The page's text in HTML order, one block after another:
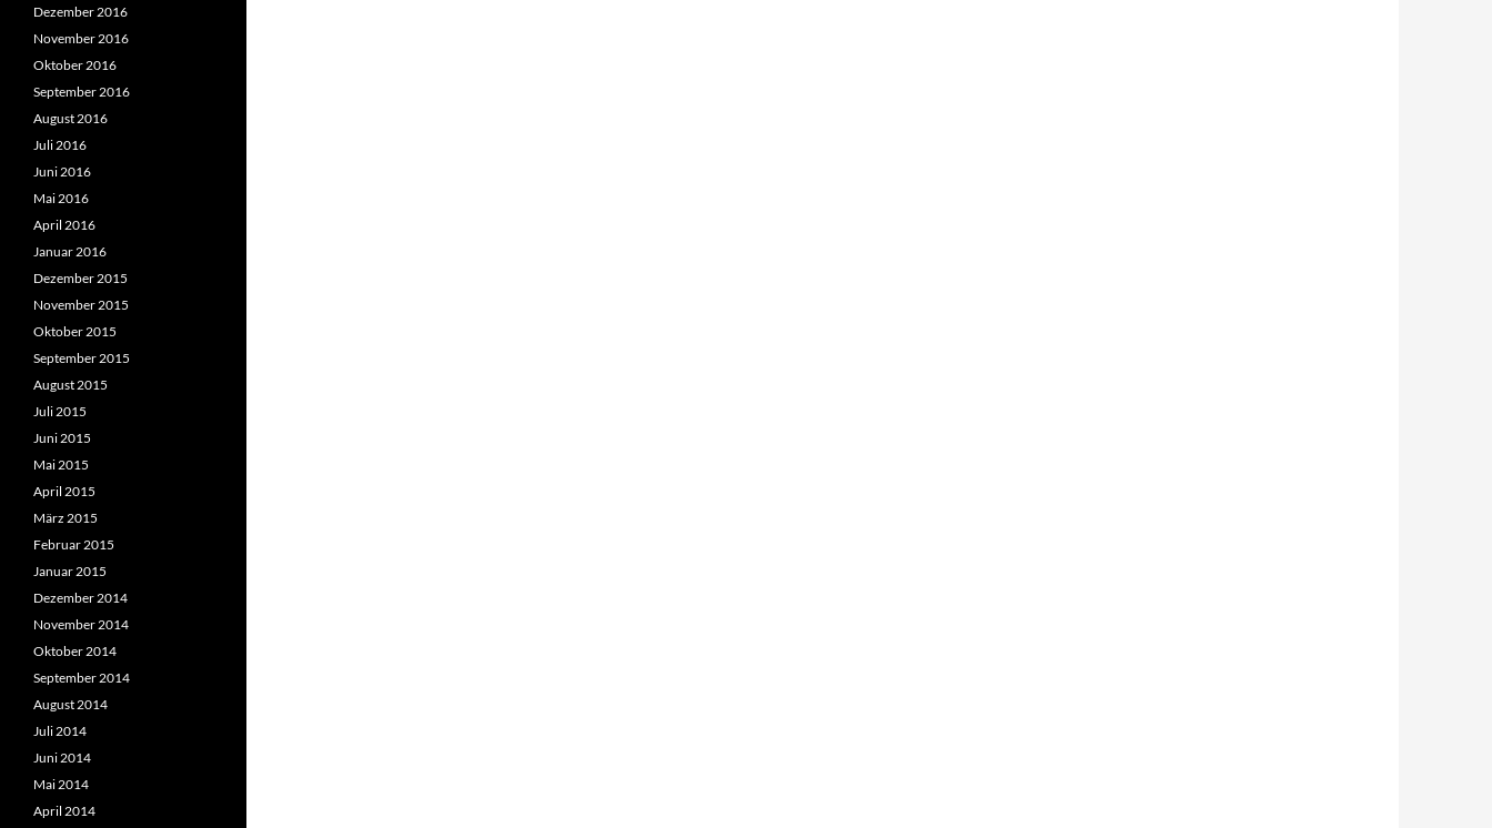
Dezember 2016
November 2016
Oktober 2016
September 2016
August 2016
Juli 2016
Juni 2016
Mai 2016
April 2016
Januar 2016
Dezember 2015
November 2015
Oktober 2015
September 2015
August 2015
Juli 2015
Juni 2015
Mai 2015
April 2015
März 2015
Februar 2015
Januar 2015
Dezember 2014
November 2014
Oktober 2014
September 2014
August 2014
Juli 2014
Juni 2014
Mai 2014
April 2014